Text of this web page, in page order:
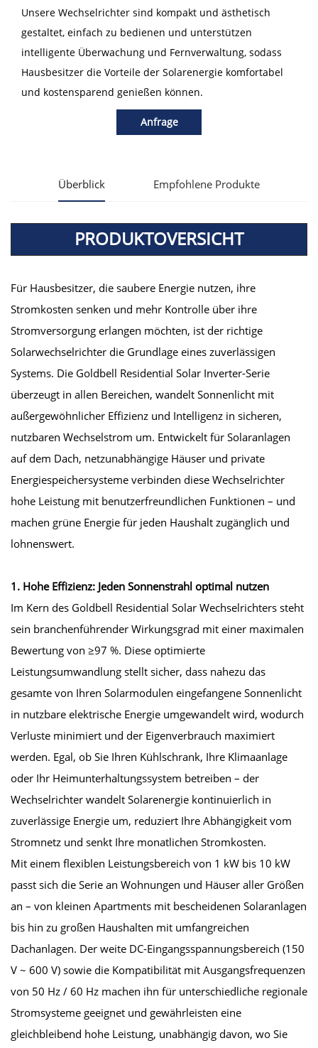
Unsere Wechselrichter sind kompakt und ästhetisch
gestaltet, einfach zu bedienen und unterstützen
intelligente Überwachung und Fernverwaltung, sodass
Hausbesitzer die Vorteile der Solarenergie komfortabel
und kostensparend genießen können.
Anfrage
Überblick Empfohlene Produkte
PRODUKTOVERSICHT
Für Hausbesitzer, die saubere Energie nutzen, ihre
Stromkosten senken und mehr Kontrolle über ihre
Stromversorgung erlangen möchten, ist der richtige
Solarwechselrichter die Grundlage eines zuverlässigen
Systems. Die Goldbell Residential Solar Inverter-Serie
überzeugt in allen Bereichen, wandelt Sonnenlicht mit
außergewöhnlicher Effizienz und Intelligenz in sicheren,
nutzbaren Wechselstrom um. Entwickelt für Solaranlagen
auf dem Dach, netzunabhängige Häuser und private
Energiespeichersysteme verbinden diese Wechselrichter
hohe Leistung mit benutzerfreundlichen Funktionen – und
machen grüne Energie für jeden Haushalt zugänglich und
lohnenswert.
1. Hohe Effizienz: Jeden Sonnenstrahl optimal nutzen
Im Kern des Goldbell Residential Solar Wechselrichters steht
sein branchenführender Wirkungsgrad mit einer maximalen
Bewertung von ≥97 %. Diese optimierte
Leistungsumwandlung stellt sicher, dass nahezu das
gesamte von Ihren Solarmodulen eingefangene Sonnenlicht
in nutzbare elektrische Energie umgewandelt wird, wodurch
Verluste minimiert und der Eigenverbrauch maximiert
werden. Egal, ob Sie Ihren Kühlschrank, Ihre Klimaanlage
oder Ihr Heimunterhaltungssystem betreiben – der
Wechselrichter wandelt Solarenergie kontinuierlich in
zuverlässige Energie um, reduziert Ihre Abhängigkeit vom
Stromnetz und senkt Ihre monatlichen Stromkosten.
Mit einem flexiblen Leistungsbereich von 1 kW bis 10 kW
passt sich die Serie an Wohnungen und Häuser aller Größen
an – von kleinen Apartments mit bescheidenen Solaranlagen
bis hin zu großen Haushalten mit umfangreichen
Dachanlagen. Der weite DC-Eingangsspannungsbereich (150
V ~ 600 V) sowie die Kompatibilität mit Ausgangsfrequenzen
von 50 Hz / 60 Hz machen ihn für unterschiedliche regionale
Stromsysteme geeignet und gewährleisten eine
gleichbleibend hohe Leistung, unabhängig davon, wo Sie